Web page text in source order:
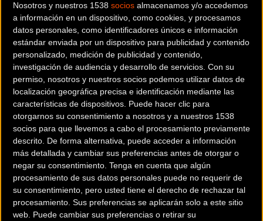
Nosotros y nuestros 1538 socios almacenamos y/o accedemos
a información en un dispositivo, como cookies, y procesamos
datos personales, como identificadores únicos e información
estándar enviada por un dispositivo para publicidad y contenido
personalizado, medición de publicidad y contenido,
investigación de audiencia y desarrollo de servicios. Con su
permiso, nosotros y nuestros socios podemos utilizar datos de
localización geográfica precisa e identificación mediante las
características de dispositivos. Puede hacer clic para
otorgarnos su consentimiento a nosotros y a nuestros 1538
socios para que llevemos a cabo el procesamiento previamente
descrito. De forma alternativa, puede acceder a información
más detallada y cambiar sus preferencias antes de otorgar o
negar su consentimiento. Tenga en cuenta que algún
procesamiento de sus datos personales puede no requerir de
su consentimiento, pero usted tiene el derecho de rechazar tal
procesamiento. Sus preferencias se aplicarán solo a este sitio
web. Puede cambiar sus preferencias o retirar su
desde el domingo 4 hasta el 11 de octubre, y que servirá
como preparación del Europeo, en GreNchen (Suiza),
programado del 14 al 18. "Si no hay ninguna baja por
lesión, éste será el grupo que acudirá al Europeo", comenta
Salvador Meliá, seleccionador nacional.
“García de Mateos hizo un gran Campeonato de España y
se ha adaptado muy bien, por lo que voy a contar con él. En
cuanto a Sheyla, los problemas de muelas que tuvo en el
Mundial de Richmond le van a obligar a una extracción
dental y a estar varios días de baja, por lo que no podré
contar con ella, como deseaba”, añade el técnico español.